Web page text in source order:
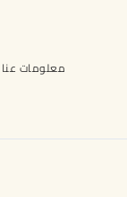
معلومات عنا